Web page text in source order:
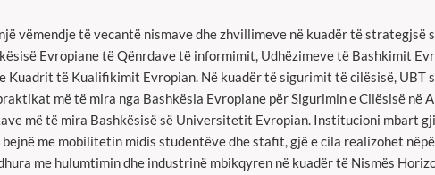
vëmendje të vecantë nismave dhe zhvillimeve në kuadër të strategjsë
Evropiane të Qënrdave të informimit, Udhëzimeve të Bashkimit
Kuadrit të Kualifikimit Evropian. Në kuadër të sigurimit të cilësisë, UBT
më të mira nga Bashkësia Evropiane për Sigurimin e Cilësisë në
më të mira Bashkësisë së Universitetit Evropian. Institucioni mbart
me mobilitetin midis studentëve dhe stafit, gjë e cila realizohet
me hulumtimin dhe industrinë mbikqyren në kuadër të Nismës